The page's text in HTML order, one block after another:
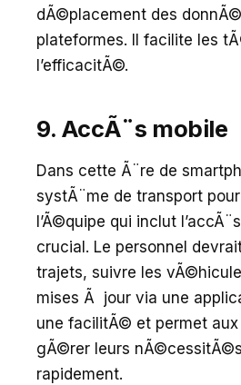
dÃ©placement des
plateformes. Il facilite les
l’efficacitÃ©.
9. AccÃ¨s mobile
Dans cette Ã¨re de
systÃ¨me de transport
l’Ã©quipe qui inclut
crucial. Le personnel
trajets, suivre les
mises Ã jour via une
une facilitÃ© et permet
gÃ©rer leurs
rapidement.